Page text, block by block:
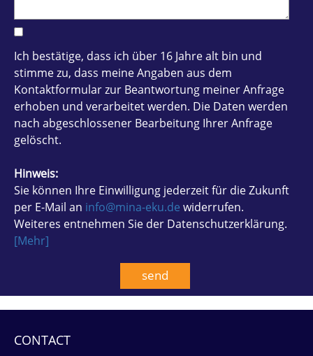
Ich bestätige, dass ich über 16 Jahre alt bin und
stimme zu, dass meine Angaben aus dem
Kontaktformular zur Beantwortung meiner Anfrage
erhoben und verarbeitet werden. Die Daten werden
nach abgeschlossener Bearbeitung Ihrer Anfrage
gelöscht.
Hinweis:
Sie können Ihre Einwilligung jederzeit für die Zukunft
per E-Mail an info@mina-eku.de widerrufen.
Weiteres entnehmen Sie der Datenschutzerklärung.
[Mehr]
CONTACT